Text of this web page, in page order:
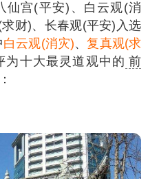
仙宫(平安)、白云观(消
财)、长春观(平安)入选
白云观(消灾)、复真观(求
为十大最灵道观中的 前